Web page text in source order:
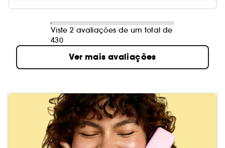
Viste 2 avaliações de um total de
430
Ver mais avaliações